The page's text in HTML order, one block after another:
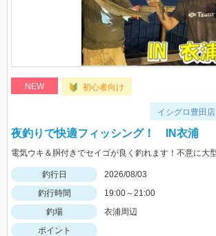
NEW 初心者向け
イシグロ豊田店
夜釣りで快適フィッシング！ IN衣浦
釣行日
2026/08/03
釣行時間
19:00～21:00
釣場
衣浦周辺
ポイント